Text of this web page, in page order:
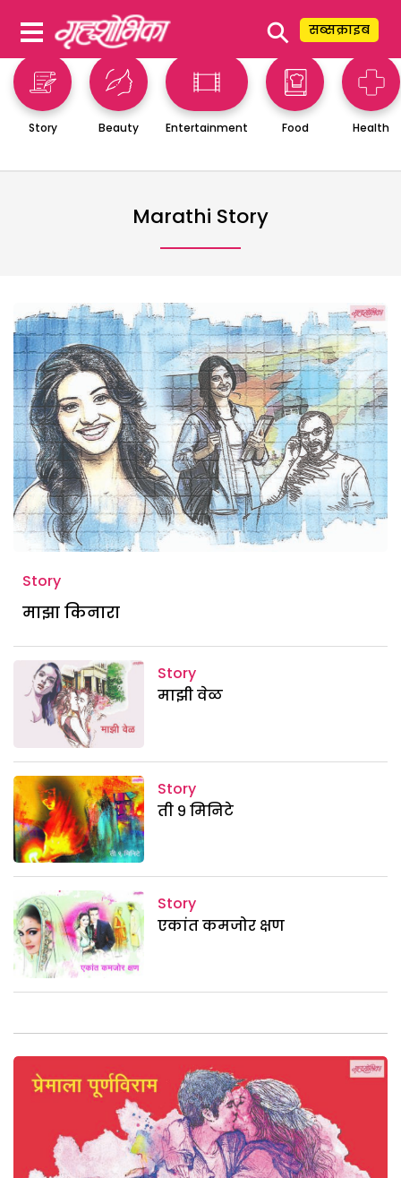
⚲ सब्सक्राइब
Story Beauty Entertainment Food Health
Marathi Story
Story
माझा किनारा
Story
माझी वेळ
Story
ती ९ मिनिटे
Story
एकांत कमजोर क्षण